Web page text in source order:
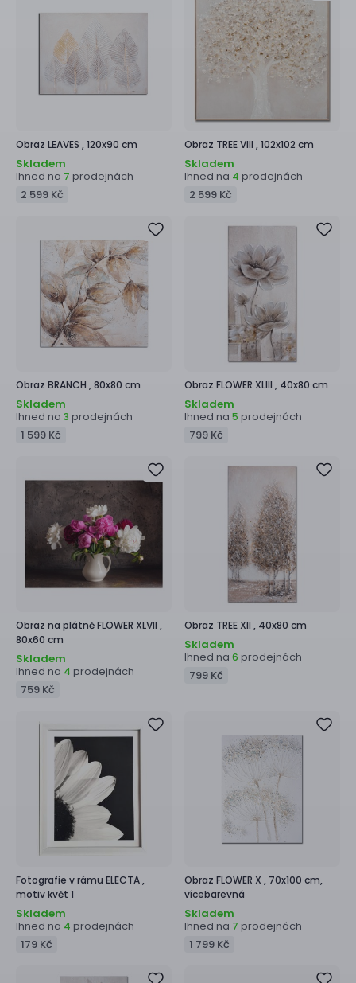
Obraz LEAVES ,120x90 cm
Skladem
Ihned na 7 prodejnách
2 599 Kč
Obraz TREE VIII ,102x102 cm
Skladem
Ihned na 4 prodejnách
2 599 Kč
Obraz BRANCH ,80x80 cm
Skladem
Ihned na 3 prodejnách
1 599 Kč
Obraz FLOWER XLIII , 40x80 cm
Skladem
Ihned na 5 prodejnách
799 Kč
Obraz na plátněFLOWER XLVII ,
80x60 cm
Skladem
Ihned na 4 prodejnách
759 Kč
Obraz TREE XII , 40x80 cm
Skladem
Ihned na 6 prodejnách
799 Kč
Fotografie v rámu ELECTA ,
motiv květ 1
Skladem
Ihned na 4 prodejnách
179 Kč
Obraz FLOWER X , 70x100 cm,
vícebarevná
Skladem
Ihned na 7 prodejnách
1 799 Kč